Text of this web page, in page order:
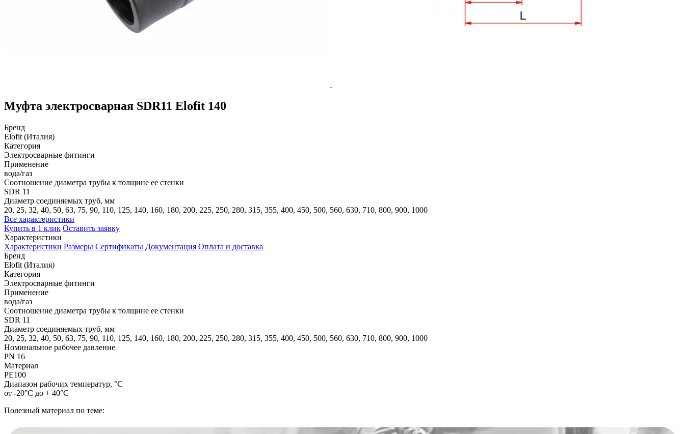
Муфта электросварная SDR11 Elofit 140
Бренд
Elofit (Италия)
Категория
Электросварные фитинги
Применение
вода/газ
Соотношение диаметра трубы к толщине ее стенки
SDR 11
Диаметр соединяемых труб, мм
20, 25, 32, 40, 50, 63, 75, 90, 110, 125, 140, 160, 180, 200, 225, 250, 280, 315, 355, 400, 450, 500, 560, 630, 710, 800, 900, 1000
Все характеристики
Купить в 1 клик Оставить заявку
Характеристики
Характеристики Размеры Сертификаты Документация Оплата и доставка
Бренд
Elofit (Италия)
Категория
Электросварные фитинги
Применение
вода/газ
Соотношение диаметра трубы к толщине ее стенки
SDR 11
Диаметр соединяемых труб, мм
20, 25, 32, 40, 50, 63, 75, 90, 110, 125, 140, 160, 180, 200, 225, 250, 280, 315, 355, 400, 450, 500, 560, 630, 710, 800, 900, 1000
Номинальное рабочее давление
PN 16
Материал
PE100
Диапазон рабочих температур, °С
от -20°С до + 40°С
Полезный материал по теме: